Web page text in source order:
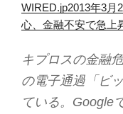
WIRED.jp2013年3月
心、金融不安で急上
キプロスの金融
の電子通過「ビ
ている。Google